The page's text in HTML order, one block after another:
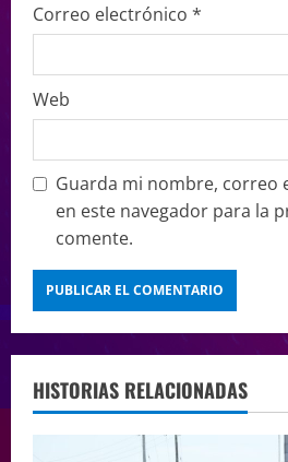
Correo electrónico *
Web
Guarda mi nombre, correo
en este navegador para la
comente.
HISTORIAS RELACIONADAS